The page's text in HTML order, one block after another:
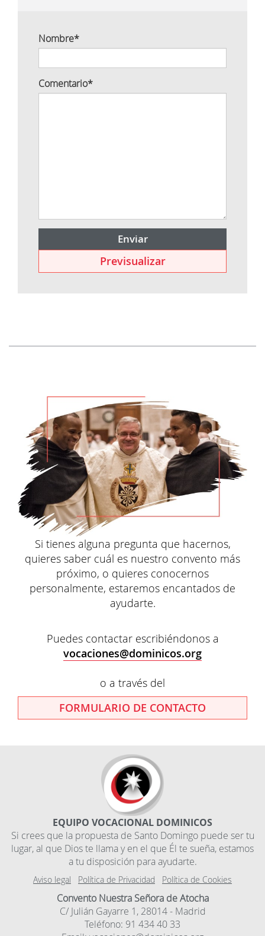
Nombre*
Comentario*
Si tienes alguna pregunta que hacernos,
quieres saber cuál es nuestro convento más
próximo, o quieres conocernos
personalmente, estaremos encantados de
ayudarte.
Puedes contactar escribiéndonos a
vocaciones@dominicos.org
o a través del
FORMULARIO DE CONTACTO
EQUIPO VOCACIONAL DOMINICOS
Si crees que la propuesta de Santo Domingo puede ser tu
lugar, al que Dios te llama y en el que Él te sueña, estamos
a tu disposición para ayudarte.
Aviso legal Política de Privacidad Política de Cookies
Convento Nuestra Señora de Atocha
C/ Julián Gayarre 1, 28014 - Madrid
Teléfono: 91 434 40 33